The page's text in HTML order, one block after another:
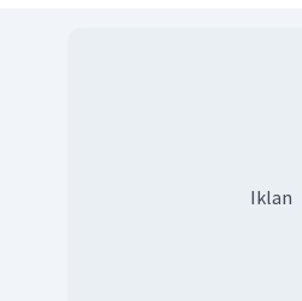
Iklan